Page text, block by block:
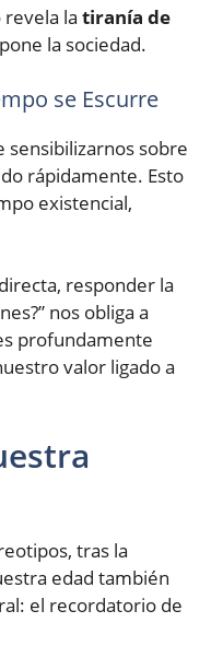
revela la tiranía de
la sociedad.
se Escurre
sobre
rápidamente. Esto
existencial,
responder la
nos obliga a
profundamente
valor ligado a
tras la
edad también
el recordatorio de